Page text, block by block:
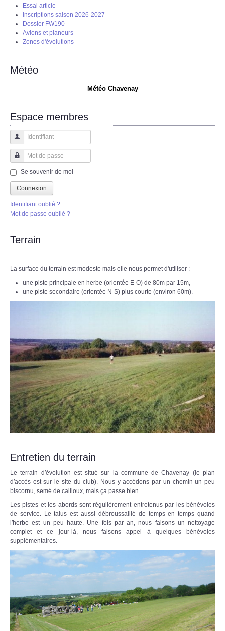
Essai article
Inscriptions saison 2026-2027
Dossier FW190
Avions et planeurs
Zones d'évolutions
Météo
Météo Chavenay
Espace membres
Identifiant
Mot de passe
Se souvenir de moi
Connexion
Identifiant oublié ?
Mot de passe oublié ?
Terrain
La surface du terrain est modeste mais elle nous permet d'utiliser :
une piste principale en herbe (orientée E-O) de 80m par 15m,
une piste secondaire (orientée N-S) plus courte (environ 60m).
Entretien du terrain
Le terrain d′évolution est situé sur la commune de Chavenay (le plan
d′accès est sur le site du club). Nous y accédons par un chemin un peu
biscornu, semé de cailloux, mais ça passe bien.
Les pistes et les abords sont régulièrement entretenus par les bénévoles
de service. Le talus est aussi débroussaillé de temps en temps quand
l′herbe est un peu haute. Une fois par an, nous faisons un nettoyage
complet et ce jour-là, nous faisons appel à quelques bénévoles
supplémentaires.